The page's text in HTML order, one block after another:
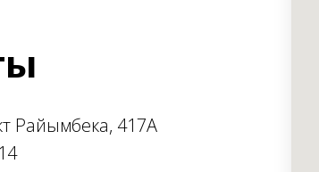
Райымбека, 417А